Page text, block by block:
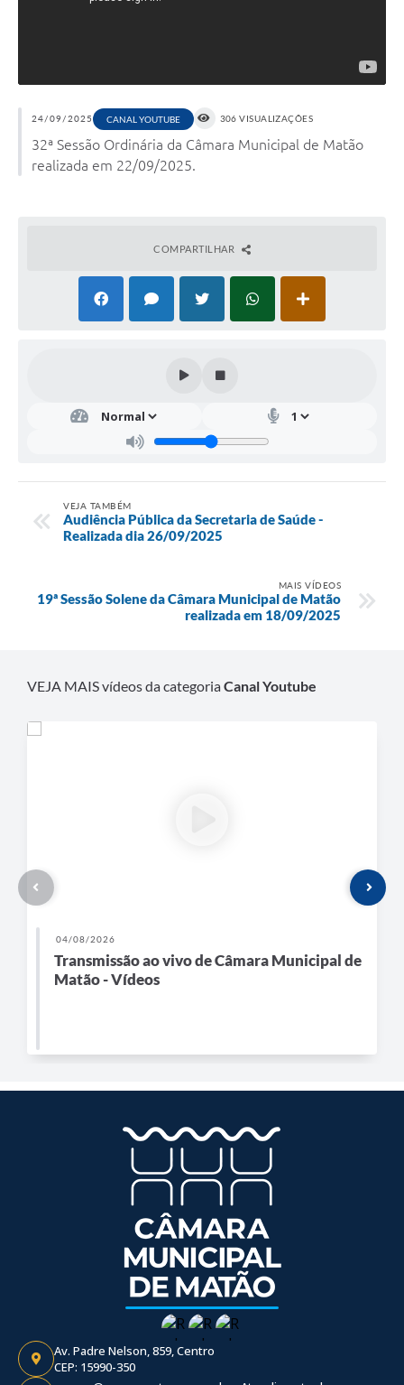
24/09/2025 CANAL YOUTUBE 306 VISUALIZAÇÕES
32ª Sessão Ordinária da Câmara Municipal de Matão
realizada em 22/09/2025.
COMPARTILHAR
VEJA TAMBÉM
Audiência Pública da Secretaria de Saúde -
Realizada dia 26/09/2025
MAIS VÍDEOS
19ª Sessão Solene da Câmara Municipal de Matão
realizada em 18/09/2025
VEJA MAIS vídeos da categoriaCanal Youtube
04/08/2026
Transmissão ao vivo de Câmara Municipal de
Matão - Vídeos
Av. Padre Nelson, 859, Centro
CEP: 15990-350